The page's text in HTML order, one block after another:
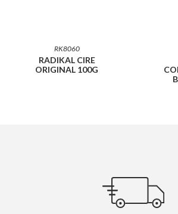
RK8060
RADIKAL CIRE
ORIGINAL 100G